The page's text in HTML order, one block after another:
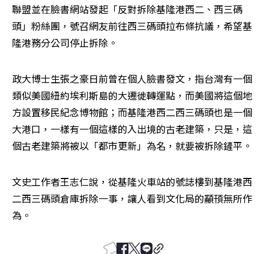
聯盟並在臉書網站發起「反對拆除基隆港西二、西三碼
頭」粉絲團，號召網友前往西三碼頭拉布條抗議，希望基
隆港務分公司停止拆除。
政大博士生張之豪日前曾在個人臉書發文，指台灣有一個
類似美國紐約埃利斯島的大遷徙轉運點，而美國將這個地
方設置移民紀念博物館；而基隆港西二西三碼頭也是一個
大港口，一樣有一個這樣的入出境的古老建築，只是，這
個古老建築將被以「都市更新」為名，就要被拆除鏟平。
文史工作者王志仁說，從基隆火車站的號誌樓到基隆港西
二西三碼頭倉庫拆除一事，讓人看到文化局的顢頇無所作
為。